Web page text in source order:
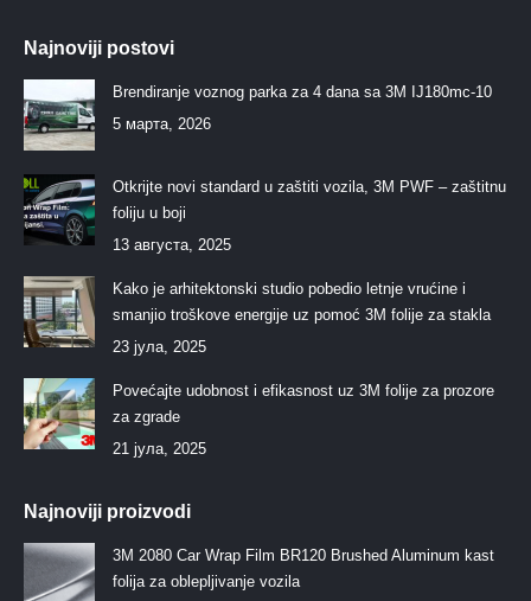
Najnoviji postovi
Brendiranje voznog parka za 4 dana sa 3M IJ180mc-10
5 марта, 2026
Otkrijte novi standard u zaštiti vozila, 3M PWF – zaštitnu
foliju u boji
13 августа, 2025
Kako je arhitektonski studio pobedio letnje vrućine i
smanjio troškove energije uz pomoć 3M folije za stakla
23 јула, 2025
Povećajte udobnost i efikasnost uz 3M folije za prozore
za zgrade
21 јула, 2025
Najnoviji proizvodi
3M 2080 Car Wrap Film BR120 Brushed Aluminum kast
folija za oblepljivanje vozila